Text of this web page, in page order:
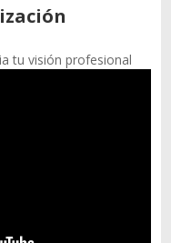
tu visión profesional